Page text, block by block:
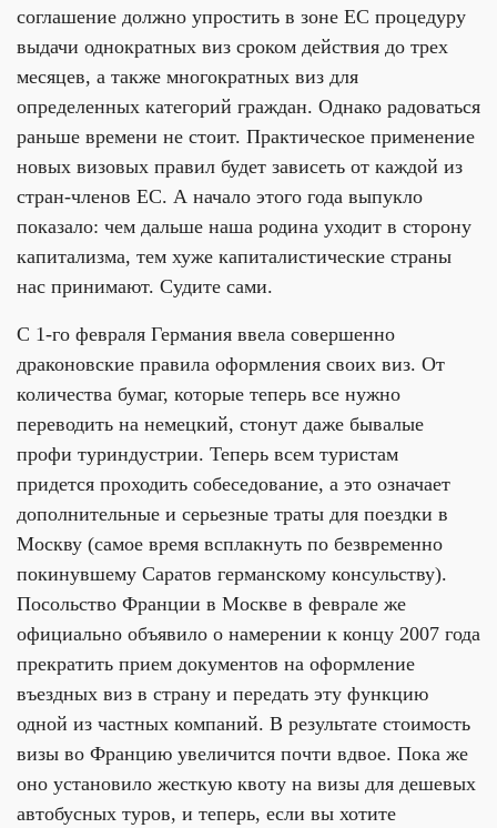
соглашение должно упростить в зоне ЕС процедуру
выдачи однократных виз сроком действия до трех
месяцев, а также многократных виз для
определенных категорий граждан. Однако радоваться
раньше времени не стоит. Практическое применение
новых визовых правил будет зависеть от каждой из
стран-членов ЕС. А начало этого года выпукло
показало: чем дальше наша родина уходит в сторону
капитализма, тем хуже капиталистические страны
нас принимают. Судите сами.
С 1-го февраля Германия ввела совершенно
драконовские правила оформления своих виз. От
количества бумаг, которые теперь все нужно
переводить на немецкий, стонут даже бывалые
профи туриндустрии. Теперь всем туристам
придется проходить собеседование, а это означает
дополнительные и серьезные траты для поездки в
Москву (самое время всплакнуть по безвременно
покинувшему Саратов германскому консульству).
Посольство Франции в Москве в феврале же
официально объявило о намерении к концу 2007 года
прекратить прием документов на оформление
въездных виз в страну и передать эту функцию
одной из частных компаний. В результате стоимость
визы во Францию увеличится почти вдвое. Пока же
оно установило жесткую квоту на визы для дешевых
автобусных туров, и теперь, если вы хотите